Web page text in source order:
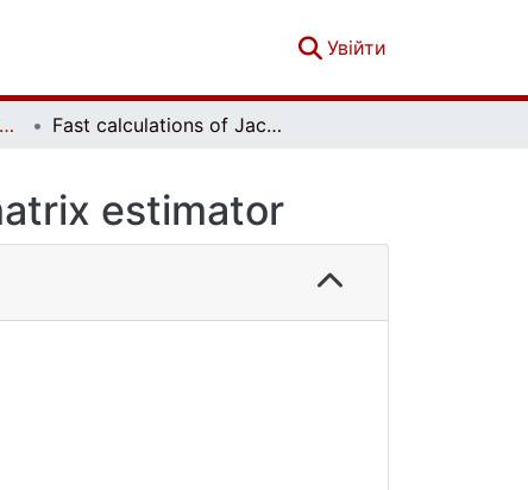
Увійти
Вісник Київського національного університету імені Тараса Шевченка. Фізико-математичні науки. № 1 Fast calculations of Jackknife covariance matrix estimator
estimator